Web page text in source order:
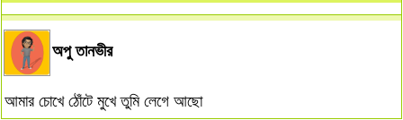
অপু তানভীর
আমার চোখে ঠোঁটে মুখে তুমি লেগে আছো